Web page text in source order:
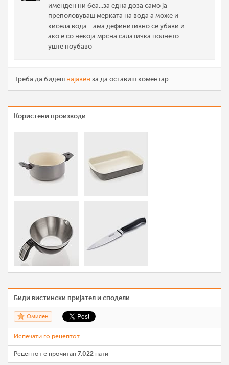
именден ни беа...за една доза само ја
преполовуваш мерката на вода а може и
кисела вода ...ама дефинитивно се убави и
ако е со некоја мрсна салатичка полнето
уште поубаво
Треба да бидеш најавен за да оставиш коментар.
Користени производи
Биди вистински пријател и сподели
Омилен
Испечати го рецептот
Рецептот е прочитан 7,022 пати